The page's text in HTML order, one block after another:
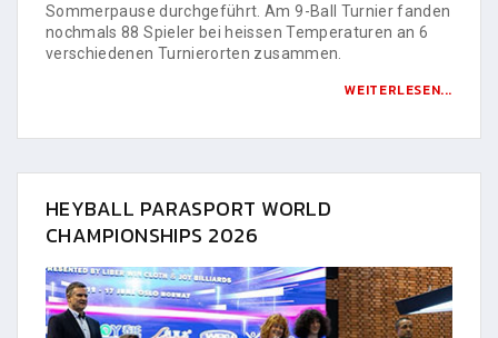
Sommerpause durchgeführt. Am 9-Ball Turnier fanden
nochmals 88 Spieler bei heissen Temperaturen an 6
verschiedenen Turnierorten zusammen.
WEITERLESEN...
HEYBALL PARASPORT WORLD
CHAMPIONSHIPS 2026